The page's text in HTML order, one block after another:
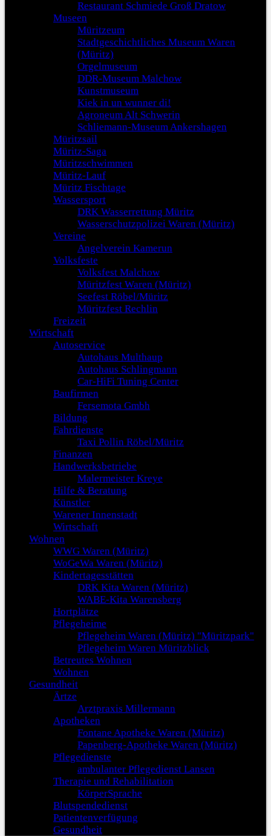
Restaurant Schmiede Groß Dratow
Museen
Müritzeum
Stadtgeschichtliches Museum Waren
(Müritz)
Orgelmuseum
DDR-Museum Malchow
Kunstmuseum
Kiek in un wunner di!
Agroneum Alt Schwerin
Schliemann-Museum Ankershagen
Müritzsail
Müritz-Saga
Müritzschwimmen
Müritz-Lauf
Müritz Fischtage
Wassersport
DRK Wasserrettung Müritz
Wasserschutzpolizei Waren (Müritz)
Vereine
Angelverein Kamerun
Volksfeste
Volksfest Malchow
Müritzfest Waren (Müritz)
Seefest Röbel/Müritz
Müritzfest Rechlin
Freizeit
Wirtschaft
Autoservice
Autohaus Multhaup
Autohaus Schlingmann
Car-HiFi Tuning Center
Baufirmen
Fersemota Gmbh
Bildung
Fahrdienste
Taxi Pollin Röbel/Müritz
Finanzen
Handwerksbetriebe
Malermeister Kreye
Hilfe & Beratung
Künstler
Warener Innenstadt
Wirtschaft
Wohnen
WWG Waren (Müritz)
WoGeWa Waren (Müritz)
Kindertagesstätten
DRK Kita Waren (Müritz)
WABE-Kita Warensberg
Hortplätze
Pflegeheime
Pflegeheim Waren (Müritz) "Müritzpark"
Pflegeheim Waren Müritzblick
Betreutes Wohnen
Wohnen
Gesundheit
Ärtze
Arztpraxis Millermann
Apotheken
Fontane Apotheke Waren (Müritz)
Papenberg-Apotheke Waren (Müritz)
Pflegedienste
ambulanter Pflegedienst Lansen
Therapie und Rehabilitation
KörperSprache
Blutspendedienst
Patientenverfügung
Gesundheit